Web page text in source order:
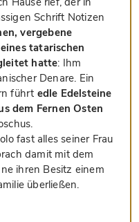
Schrift Notizen
vergebene
tatarischen
hatte: Ihm
Denare. Ein
führt edle Edelsteine
dem Fernen Osten
fast alles seiner Frau
damit mit dem
ihren Besitz einem
überließen.